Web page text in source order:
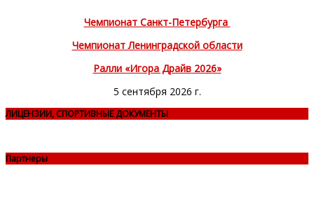
Чемпионат Санкт-Петербурга
Чемпионат Ленинградской области
Ралли «Игора Драйв 2026»
5 сентября 2026 г.
ЛИЦЕНЗИИ, СПОРТИВНЫЕ ДОКУМЕНТЫ
Партнеры